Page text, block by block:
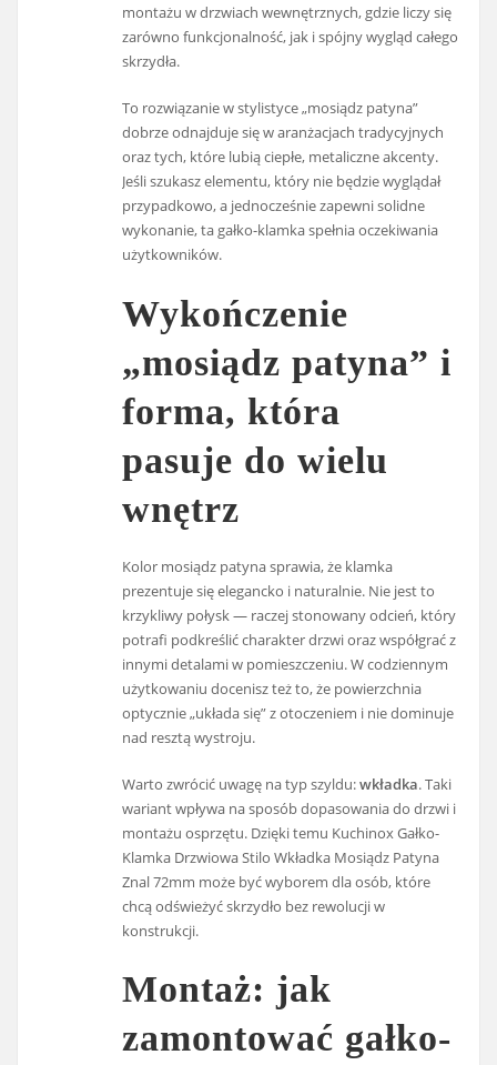
montażu w drzwiach wewnętrznych, gdzie liczy się
zarówno funkcjonalność, jak i spójny wygląd całego
skrzydła.
To rozwiązanie w stylistyce „mosiądz patyna”
dobrze odnajduje się w aranżacjach tradycyjnych
oraz tych, które lubią ciepłe, metaliczne akcenty.
Jeśli szukasz elementu, który nie będzie wyglądał
przypadkowo, a jednocześnie zapewni solidne
wykonanie, ta gałko-klamka spełnia oczekiwania
użytkowników.
Wykończenie
„mosiądz patyna” i
forma, która
pasuje do wielu
wnętrz
Kolor mosiądz patyna sprawia, że klamka
prezentuje się elegancko i naturalnie. Nie jest to
krzykliwy połysk — raczej stonowany odcień, który
potrafi podkreślić charakter drzwi oraz współgrać z
innymi detalami w pomieszczeniu. W codziennym
użytkowaniu docenisz też to, że powierzchnia
optycznie „układa się” z otoczeniem i nie dominuje
nad resztą wystroju.
Warto zwrócić uwagę na typ szyldu:wkładka. Taki
wariant wpływa na sposób dopasowania do drzwi i
montażu osprzętu. Dzięki temu Kuchinox Gałko-
Klamka Drzwiowa Stilo Wkładka Mosiądz Patyna
Znal 72mm może być wyborem dla osób, które
chcą odświeżyć skrzydło bez rewolucji w
konstrukcji.
Montaż: jak
zamontować gałko-